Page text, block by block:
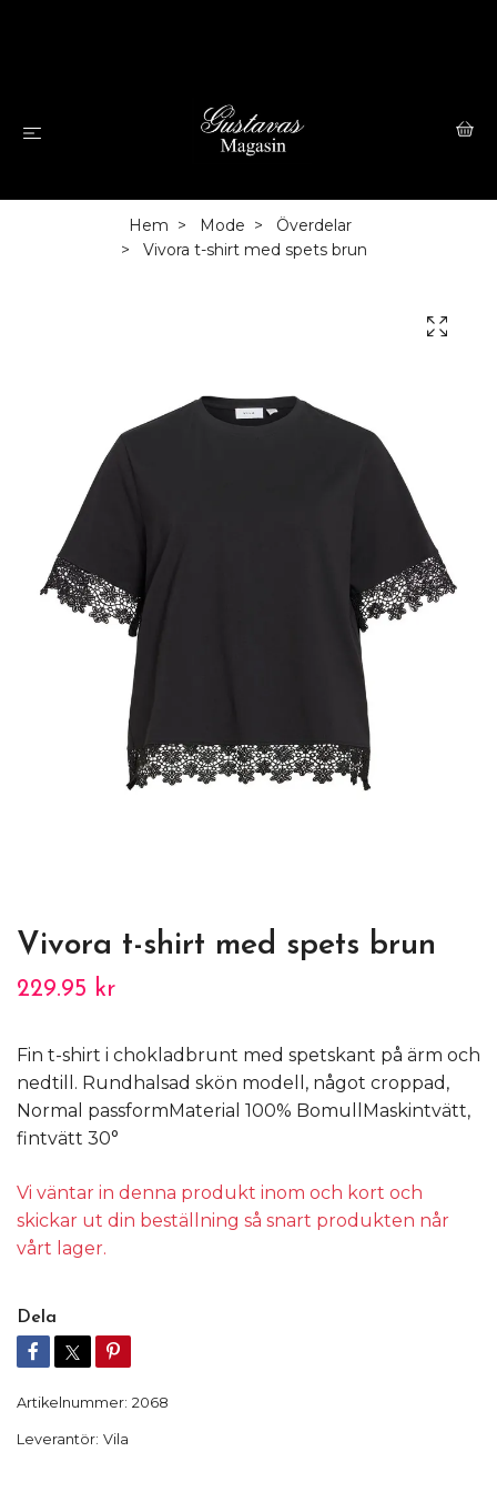
Hem Mode
Överdelar
Vivora t-shirt med spets brun
Vivora t-shirt med spets brun
229.95 kr
Fin t-shirt i chokladbrunt med spetskant på ärm och
nedtill. Rundhalsad skön modell, något croppad,
Normal passformMaterial 100% BomullMaskintvätt,
fintvätt 30°
Vi väntar in denna produkt inom och kort och
skickar ut din beställning så snart produkten når
vårt lager.
Dela
Artikelnummer: 2068
Leverantör: Vila